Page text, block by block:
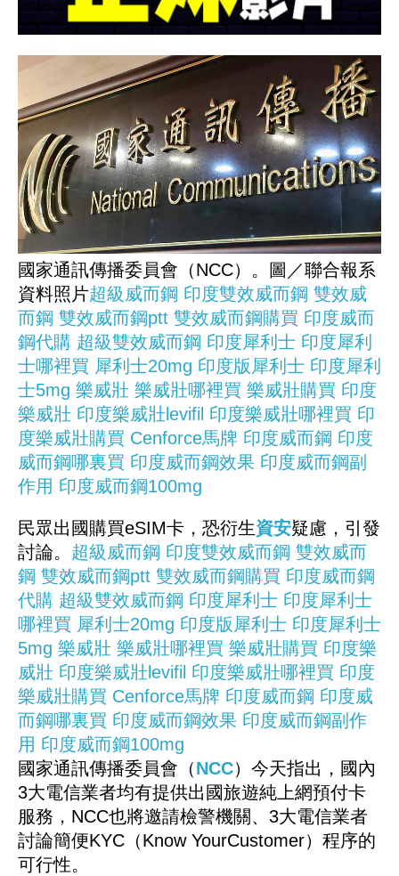
國家通訊傳播委員會（NCC）。圖／聯合報系
資料照片超級威而鋼 印度雙效威而鋼 雙效威
而鋼 雙效威而鋼ptt 雙效威而鋼購買 印度威而
鋼代購 超級雙效威而鋼 印度犀利士 印度犀利
士哪裡買 犀利士20mg 印度版犀利士 印度犀利
士5mg 樂威壯 樂威壯哪裡買 樂威壯購買 印度
樂威壯 印度樂威壯levifil 印度樂威壯哪裡買 印
度樂威壯購買 Cenforce馬牌 印度威而鋼 印度
威而鋼哪裏買 印度威而鋼效果 印度威而鋼副
作用 印度威而鋼100mg
民眾出國購買eSIM卡，恐衍生資安疑慮，引發
討論。 超級威而鋼 印度雙效威而鋼 雙效威而
鋼 雙效威而鋼ptt 雙效威而鋼購買 印度威而鋼
代購 超級雙效威而鋼 印度犀利士 印度犀利士
哪裡買 犀利士20mg 印度版犀利士 印度犀利士
5mg 樂威壯 樂威壯哪裡買 樂威壯購買 印度樂
威壯 印度樂威壯levifil 印度樂威壯哪裡買 印度
樂威壯購買 Cenforce馬牌 印度威而鋼 印度威
而鋼哪裏買 印度威而鋼效果 印度威而鋼副作
用 印度威而鋼100mg
國家通訊傳播委員會（NCC）今天指出，國內
3大電信業者均有提供出國旅遊純上網預付卡
服務，NCC也將邀請檢警機關、3大電信業者
討論簡便KYC（Know YourCustomer）程序的
可行性。